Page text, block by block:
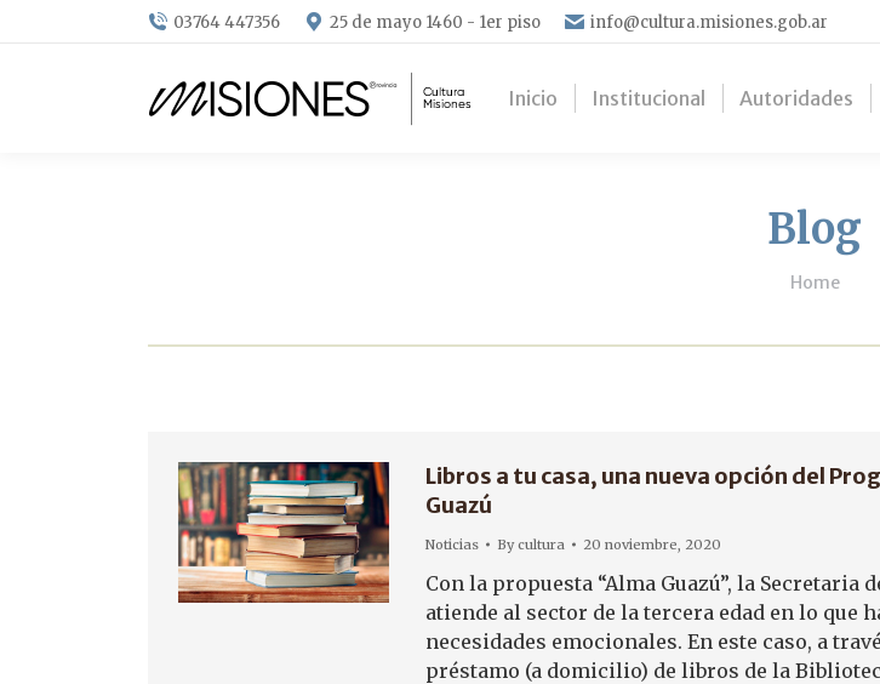
03764 447356 25 de mayo 1460 - 1er piso info@cultura.misiones.gob.ar
Inicio Institucional Autoridades
Blog
You are
Home
Libros a tu casa, una nueva opción del
Guazú
Noticias Bycultura 20 noviembre, 2020
Con la propuesta “Alma Guazú”, la Secretaria
atiende al sector de la tercera edad en lo que
necesidades emocionales. En este caso, a
préstamo (a domicilio) de libros de la